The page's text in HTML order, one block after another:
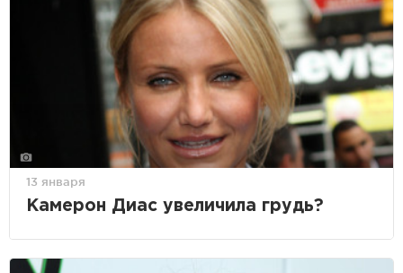
13 января
Камерон Диас увеличила грудь?